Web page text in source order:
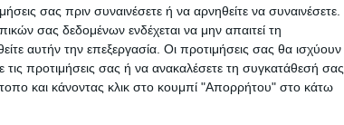
σας πριν συναινέσετε ή να αρνηθείτε να συναινέσετε.
σας δεδομένων ενδέχεται να μην απαιτεί τη
αυτήν την επεξεργασία. Οι προτιμήσεις σας θα ισχύουν
προτιμήσεις σας ή να ανακαλέσετε τη συγκατάθεσή σας
και κάνοντας κλικ στο κουμπί "Απορρήτου" στο κάτω
σε βάρος Λαρισαίας
Από τη σπασμένη τζαμαρία…
καμένο αυτοκίνητο (ΦΩΤΟ)